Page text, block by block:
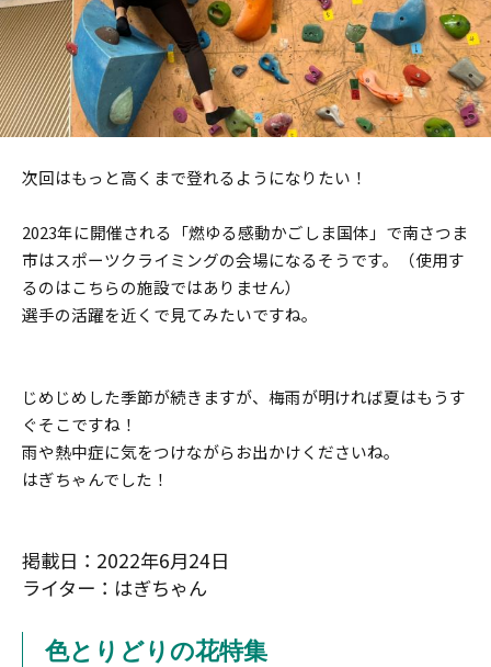
次回はもっと高くまで登れるようになりたい！
2023年に開催される「燃ゆる感動かごしま国体」で南さつま
市はスポーツクライミングの会場になるそうです。（使用す
るのはこちらの施設ではありません）
選手の活躍を近くで見てみたいですね。
じめじめした季節が続きますが、梅雨が明ければ夏はもうす
ぐそこですね！
雨や熱中症に気をつけながらお出かけくださいね。
はぎちゃんでした！
掲載日：2022年6月24日
ライター：はぎちゃん
色とりどりの花特集